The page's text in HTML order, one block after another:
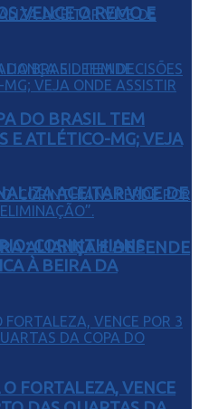
ACEITAR VICE DE
ALIANÇA E DEFENDE
VENCE O REMO E
DO BRASIL TEM
E ATLÉTICO-MG; VEJA
CORINTHIANS
À BEIRA DA
FORTALEZA, VENCE